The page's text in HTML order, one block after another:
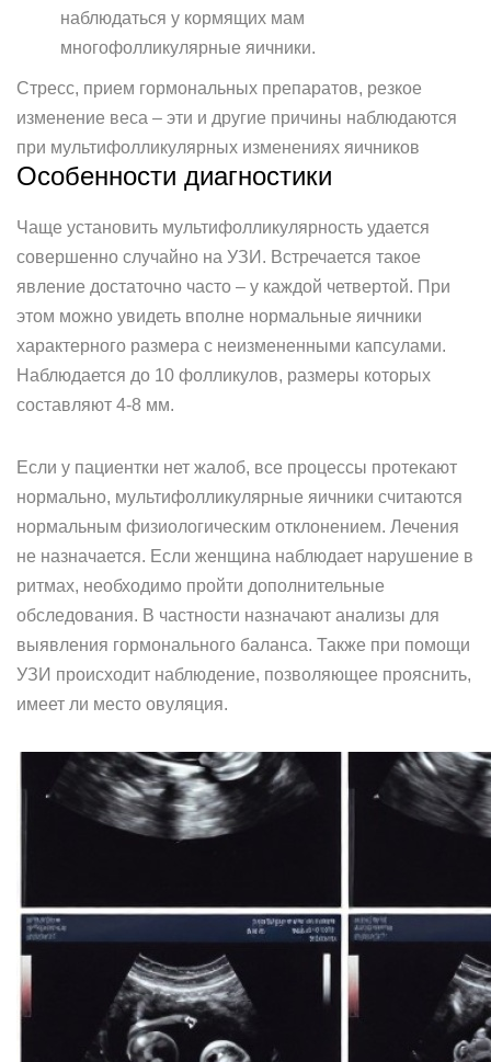
наблюдаться у кормящих мам
многофолликулярные яичники.
Стресс, прием гормональных препаратов, резкое
изменение веса – эти и другие причины наблюдаются
при мультифолликулярных изменениях яичников
Особенности диагностики
Чаще установить мультифолликулярность удается
совершенно случайно на УЗИ. Встречается такое
явление достаточно часто – у каждой четвертой. При
этом можно увидеть вполне нормальные яичники
характерного размера с неизмененными капсулами.
Наблюдается до 10 фолликулов, размеры которых
составляют 4-8 мм.
Если у пациентки нет жалоб, все процессы протекают
нормально, мультифолликулярные яичники считаются
нормальным физиологическим отклонением. Лечения
не назначается. Если женщина наблюдает нарушение в
ритмах, необходимо пройти дополнительные
обследования. В частности назначают анализы для
выявления гормонального баланса. Также при помощи
УЗИ происходит наблюдение, позволяющее прояснить,
имеет ли место овуляция.